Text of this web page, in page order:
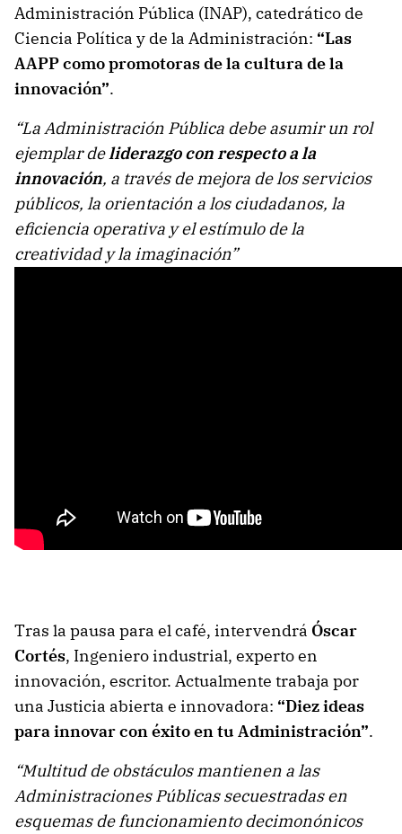
Administración Pública (INAP), catedrático de
Ciencia Política y de la Administración: “Las
AAPP como promotoras de la cultura de la
innovación”.
“La Administración Pública debe asumir un rol
ejemplar de liderazgo con respecto a la
innovación, a través de mejora de los servicios
públicos, la orientación a los ciudadanos, la
eficiencia operativa y el estímulo de la
creatividad y la imaginación”
Tras la pausa para el café, intervendrá Óscar
Cortés, Ingeniero industrial, experto en
innovación, escritor. Actualmente trabaja por
una Justicia abierta e innovadora: “Diez ideas
para innovar con éxito en tu Administración”.
“Multitud de obstáculos mantienen a las
Administraciones Públicas secuestradas en
esquemas de funcionamiento decimonónicos